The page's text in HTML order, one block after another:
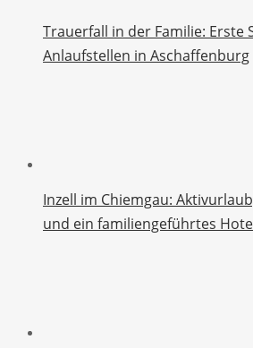
Trauerfall in der Familie: Erste
Anlaufstellen in Aschaffenburg
Inzell im Chiemgau:
und ein familiengeführtes